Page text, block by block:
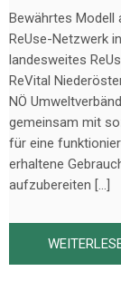
Bewährtes Modell
ReUse-Netzwerk
landesweites
ReVital
NÖ
gemeinsam mit
für eine
erhaltene
aufzubereiten […]